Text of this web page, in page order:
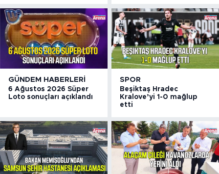
GÜNDEM HABERLERI
6 Ağustos 2026 Süper
Loto sonuçları açıklandı
SPOR
Beşiktaş Hradec
Kralove’yi 1-0 mağlup
etti